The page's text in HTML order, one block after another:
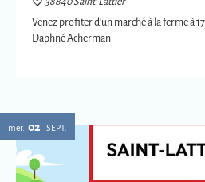
Venez profiter d'un marché à la ferme à
Daphné Acherman
mer. 02 SEPT.